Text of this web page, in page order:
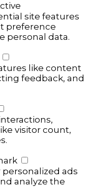
site features
preference
personal data.
like content
feedback, and
visitor count,
ads
analyze the